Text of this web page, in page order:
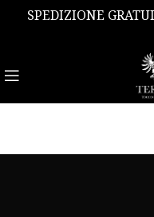
SPEDIZIONE